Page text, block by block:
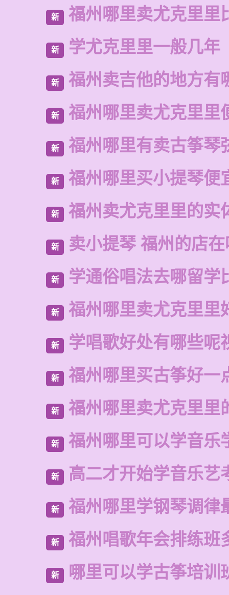
新 福州哪里卖尤克里里
新 学尤克里里一般几年
新 福州卖吉他的地方有
新 福州哪里卖尤克里里
新 福州哪里有卖古筝琴
新 福州哪里买小提琴便
新 福州卖尤克里里的实
新 卖小提琴 福州的店
新 学通俗唱法去哪留学
新 福州哪里卖尤克里里
新 学唱歌好处有哪些呢
新 福州哪里买古筝好一
新 福州哪里卖尤克里里
新 福州哪里可以学音乐
新 高二才开始学音乐艺
新 福州哪里学钢琴调律
新 福州唱歌年会排练班
新 哪里可以学古筝培训